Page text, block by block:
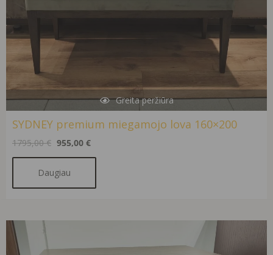
Greita peržiūra
SYDNEY premium miegamojo lova 160×200
1795,00€ 955,00 €
Daugiau
was:
is: